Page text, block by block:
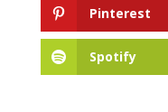
Pinterest
Spotify